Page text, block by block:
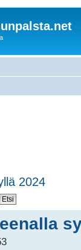
2024